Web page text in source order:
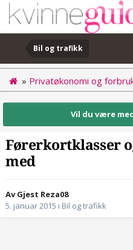
Bil og trafikk
» Privatøkonomi og
Vil du være
Førerkortklasser
med
Av Gjest Reza08
5. januar 2015 i Bil og trafikk